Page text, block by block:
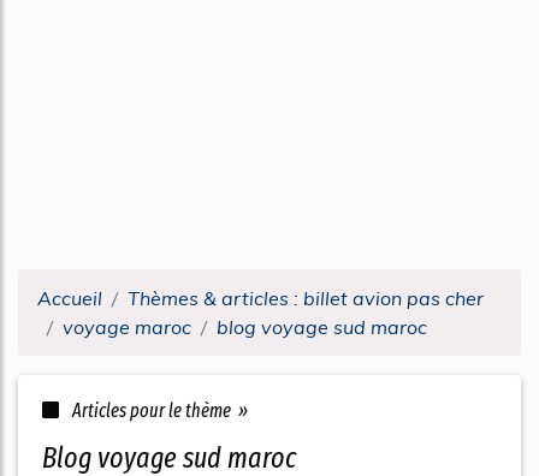
Accueil
Thèmes & articles : billet avion pas cher
voyage maroc
blog voyage sud maroc
Articles pour le thème »
blog voyage sud maroc